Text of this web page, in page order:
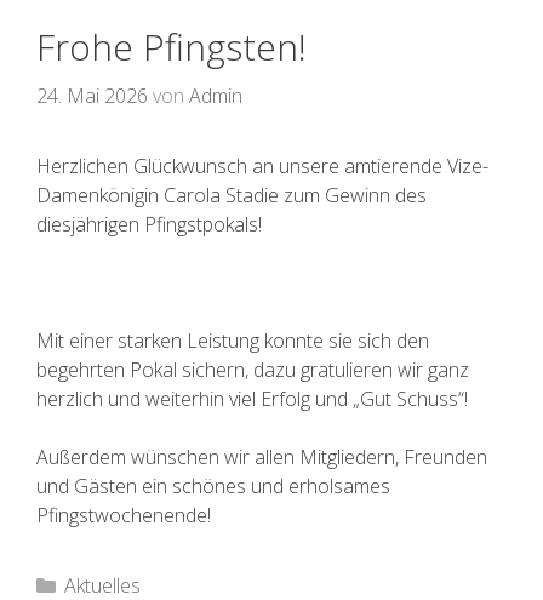
Frohe Pfingsten!
24. Mai 2026 von Admin
Herzlichen Glückwunsch an unsere amtierende Vize-
Damenkönigin Carola Stadie zum Gewinn des
diesjährigen Pfingstpokals!
Mit einer starken Leistung konnte sie sich den
begehrten Pokal sichern, dazu gratulieren wir ganz
herzlich und weiterhin viel Erfolg und „Gut Schuss“!
Außerdem wünschen wir allen Mitgliedern, Freunden
und Gästen ein schönes und erholsames
Pfingstwochenende!
Kategorien
Aktuelles